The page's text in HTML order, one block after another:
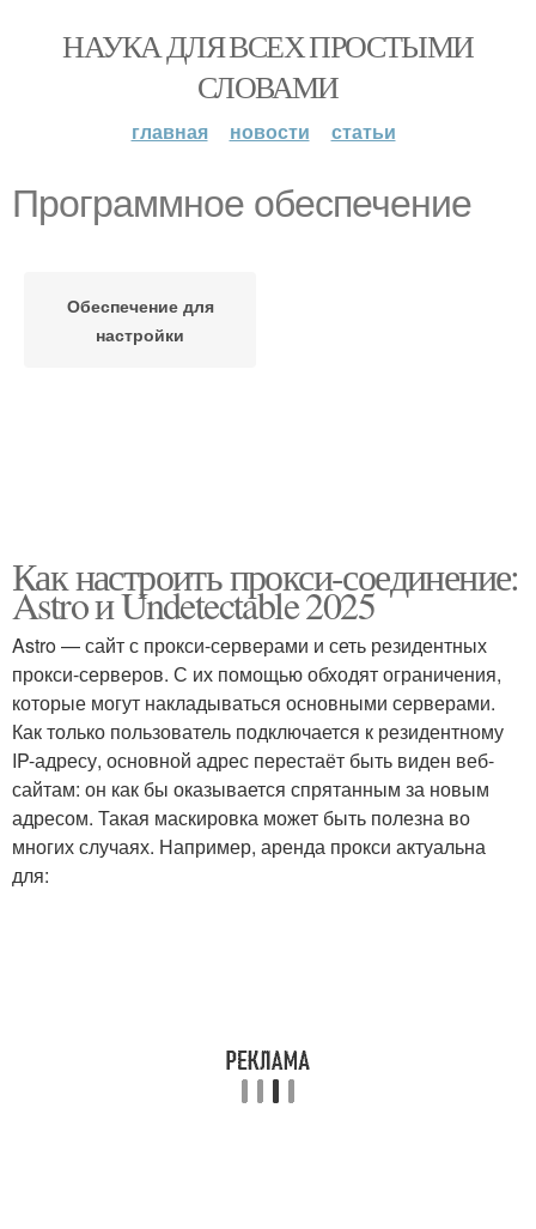
НАУКА ДЛЯ ВСЕХ ПРОСТЫМИ
СЛОВАМИ
главная новости статьи
Программное обеспечение
Обеспечение для
настройки
Как настроить прокси-соединение:
Astro и Undetectable 2025
Astro — сайт с прокси-серверами и сеть резидентных
прокси-серверов. С их помощью обходят ограничения,
которые могут накладываться основными серверами.
Как только пользователь подключается к резидентному
IP-адресу, основной адрес перестаёт быть виден веб-
сайтам: он как бы оказывается спрятанным за новым
адресом. Такая маскировка может быть полезна во
многих случаях. Например, аренда прокси актуальна
для: